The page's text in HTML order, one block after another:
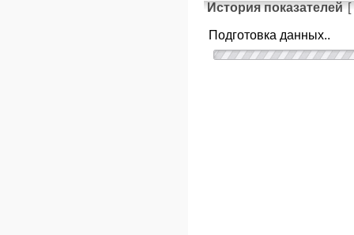
История показателей [
Подготовка данных..